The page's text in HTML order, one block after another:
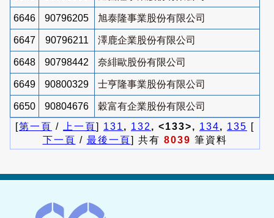
6646 90796205 旭泰隆事業股份有限公司
6647 90796211 澤鹿企業股份有限公司
6648 90798442 奈緋歐股份有限公司
6649 90800329 士亨隆事業股份有限公司
6650 90804676
穀富有企業股份有限公司
[第一頁 / 上一頁] 131 , 132 , <133>, 134, 135 [
下一頁 / 最後一頁] 共有 8039 筆資料